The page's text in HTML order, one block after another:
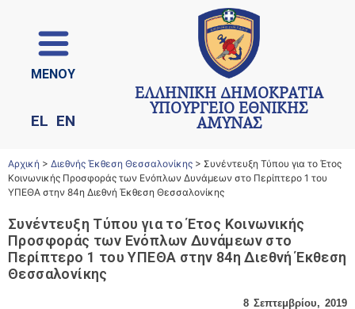
ΜΕΝΟΥ
EL EN
ΕΛΛΗΝΙΚΗ ΔΗΜΟΚΡΑΤΙΑ
ΥΠΟΥΡΓΕΙΟ ΕΘΝΙΚΗΣ
ΑΜΥΝΑΣ
Αρχική > Διεθνής Έκθεση Θεσσαλονίκης > Συνέντευξη Τύπου για το Έτος
Κοινωνικής Προσφοράς των Ενόπλων Δυνάμεων στο Περίπτερο 1 του
ΥΠΕΘΑ στην 84η Διεθνή Έκθεση Θεσσαλονίκης
Συνέντευξη Τύπου για το Έτος Κοινωνικής
Προσφοράς των Ενόπλων Δυνάμεων στο
Περίπτερο 1 του ΥΠΕΘΑ στην 84η Διεθνή Έκθεση
Θεσσαλονίκης
8 Σεπτεμβρίου, 2019